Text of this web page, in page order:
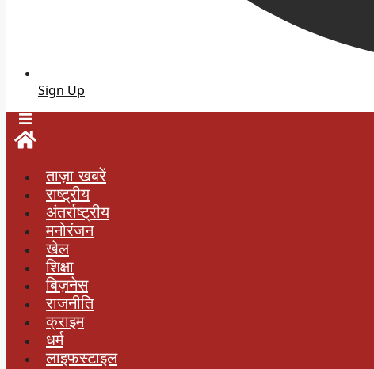
Sign Up
ताज़ा खबरें
राष्ट्रीय
अंतर्राष्ट्रीय
मनोरंजन
खेल
शिक्षा
बिज़नेस
राजनीति
क्राइम
धर्म
लाइफस्टाइल